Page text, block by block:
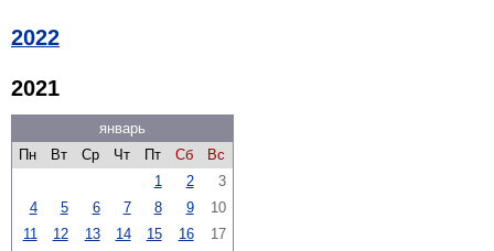
2022
2021
январь
Пн
Вт Ср Чт Пт Сб
Вс
1
2
3
4
5 6 7 8 9
10
11
12 13 14 15 16
17